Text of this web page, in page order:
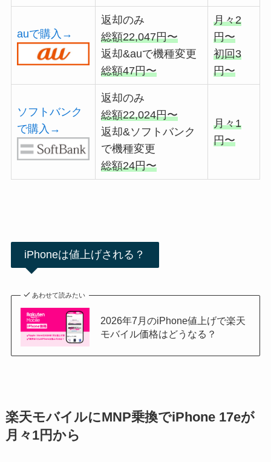
auで購入→
返却のみ
総額22,047円〜
返却&auで機種変更
総額47円〜
月々2
円〜
初回3
円〜
ソフトバンク
で購入→
返却のみ
総額22,024円〜
返却&ソフトバンク
で機種変更
総額24円〜
月々1
円〜
iPhoneは値上げされる？
あわせて読みたい
2026年7月のiPhone値上げで楽天
モバイル価格はどうなる？
楽天モバイルにMNP乗換でiPhone 17eが
月々 1円から